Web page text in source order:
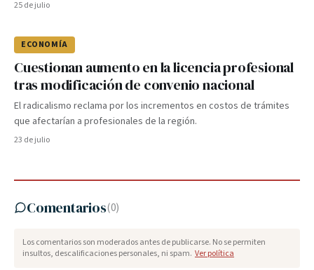
25 de julio
ECONOMÍA
Cuestionan aumento en la licencia profesional
tras modificación de convenio nacional
El radicalismo reclama por los incrementos en costos de trámites
que afectarían a profesionales de la región.
23 de julio
Comentarios(0)
Los comentarios son moderados antes de publicarse. No se permiten
insultos, descalificaciones personales, ni spam. Ver política